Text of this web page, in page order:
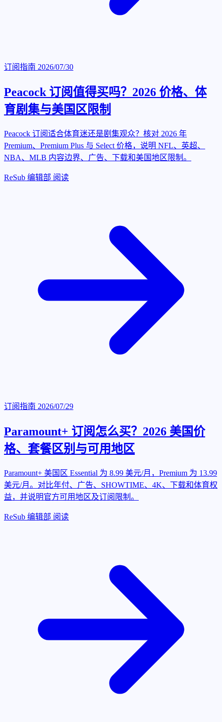
订阅指南 2026/07/30
Peacock 订阅值得买吗？2026 价格、体
育剧集与美国区限制
Peacock 订阅适合体育迷还是剧集观众？核对 2026 年
Premium、Premium Plus 与 Select 价格，说明 NFL、英超、
NBA、MLB 内容边界、广告、下载和美国地区限制。
ReSub 编辑部 阅读
订阅指南 2026/07/29
Paramount+ 订阅怎么买？2026 美国价
格、套餐区别与可用地区
Paramount+ 美国区 Essential 为 8.99 美元/月，Premium 为 13.99
美元/月。对比年付、广告、SHOWTIME、4K、下载和体育权
益，并说明官方可用地区及订阅限制。
ReSub 编辑部 阅读